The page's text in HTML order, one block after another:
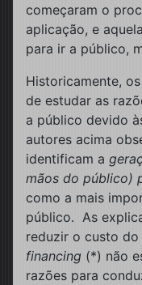
começaram o
aplicação, e
para ir a público,
Historicamente,
de estudar as
a público devido
autores acima
identificam a
mãos do público)
como a mais
público. As
reduzir o custo do
financing (*) não
razões para